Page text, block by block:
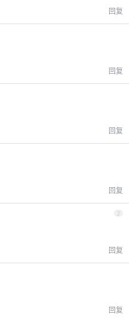
回复
回复
回复
回复
2
回复
回复